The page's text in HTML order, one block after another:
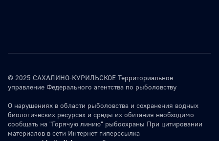
© 2025 САХАЛИНО-КУРИЛЬСКОЕ Территориальное
управление Федерального агентства по рыболовству
О нарушениях в области рыболовства и сохранения водных
биологических ресурсах и среды их обитания необходимо
сообщать на "Горячую линию" рыбоохраны При цитировании
материалов в сети Интернет гиперссылка